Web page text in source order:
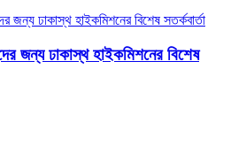
জন্য ঢাকাস্থ হাইকমিশনের বিশেষ